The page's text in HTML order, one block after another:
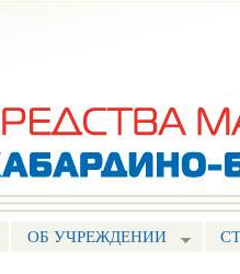
ОБ УЧРЕЖДЕНИИ